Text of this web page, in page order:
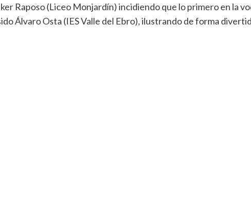
Raposo (Liceo Monjardín) incidiendo que lo primero en la
Álvaro Osta (IES Valle del Ebro), ilustrando de forma